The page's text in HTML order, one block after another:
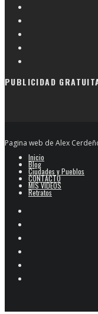
PUBLICIDAD
Pagina web de Alex
Inicio
Blog
Ciudades y Pueblos
CONTACTO
MIS VIDEOS
Retratos